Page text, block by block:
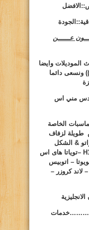
عــــــن
الموديلات وايضا
ونسعى دائما
مني اس
الخاصة
طويلة لزفاف
& الشكل
–توياتا هاى اس
– اتوبيس
كروزر –
………خدمات